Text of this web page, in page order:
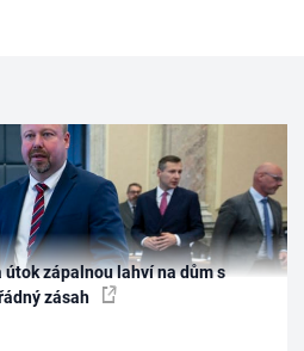
zápalnou lahví na dům s
zásah